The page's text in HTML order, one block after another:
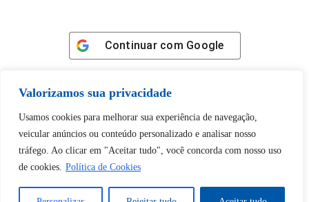
Valorizamos sua privacidade
Usamos cookies para melhorar sua experiência de navegação,
veicular anúncios ou conteúdo personalizado e analisar nosso
tráfego. Ao clicar em "Aceitar tudo", você concorda com nosso uso
de cookies. Política de Cookies
Continuar com Google
Tem certeza de que deseja
desbloquear esta publicação?